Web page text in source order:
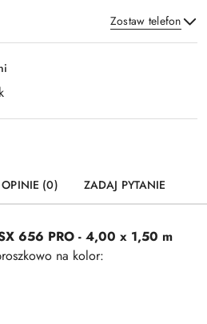
Zostaw telefon
OPINIE (0) ZADAJ PYTANIE
656 PRO - 4,00 x 1,50 m
na kolor: